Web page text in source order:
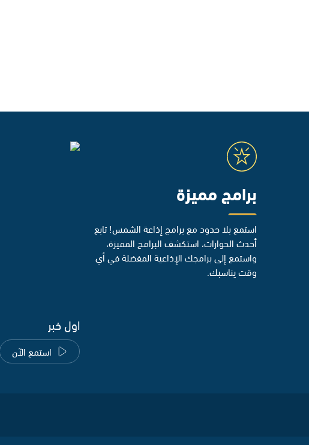
برامج مميزة
استمع بلا حدود مع برامج إذاعة الشمس! تابع
أحدث الحوارات، استكشف البرامج المميزة،
واستمع إلى برامجك الإذاعية المفضلة في أي
وقت يناسبك.
اول خبر
استمع الآن